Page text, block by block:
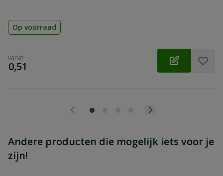
Op voorraad
vanaf
€
0,51
Andere producten die mogelijk iets voor je
zijn!